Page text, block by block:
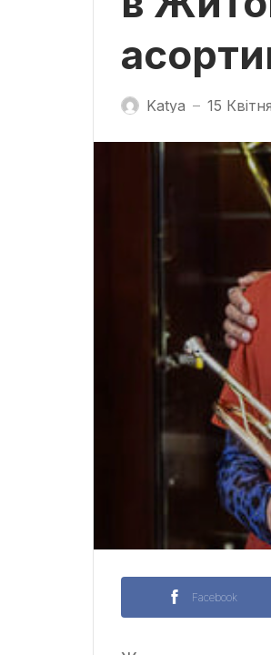
Katya — 15
Facebook